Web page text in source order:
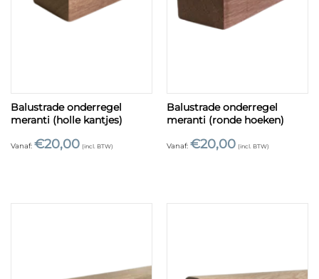
Balustrade onderregel
meranti (holle kantjes)
Vanaf: €20,00 (incl. BTW)
Balustrade onderregel
meranti (ronde hoeken)
Vanaf: €20,00 (incl. BTW)